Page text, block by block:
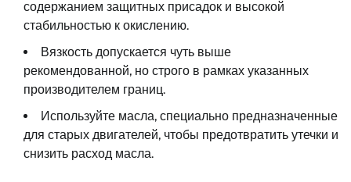
содержанием защитных присадок и высокой
стабильностью к окислению.
Вязкость допускается чуть выше
рекомендованной, но строго в рамках указанных
производителем границ.
Используйте масла, специально предназначенные
для старых двигателей, чтобы предотвратить утечки и
снизить расход масла.